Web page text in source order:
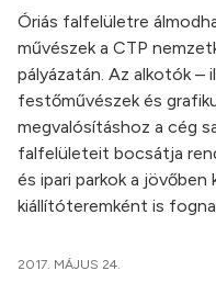
Óriás falfelületre
művészek a CTP
pályázatán. Az alkotók –
festőművészek és
megvalósításhoz a cég
falfelületeit bocsátja
és ipari parkok a jövőben
kiállítóteremként is
2017. MÁJUS 24.